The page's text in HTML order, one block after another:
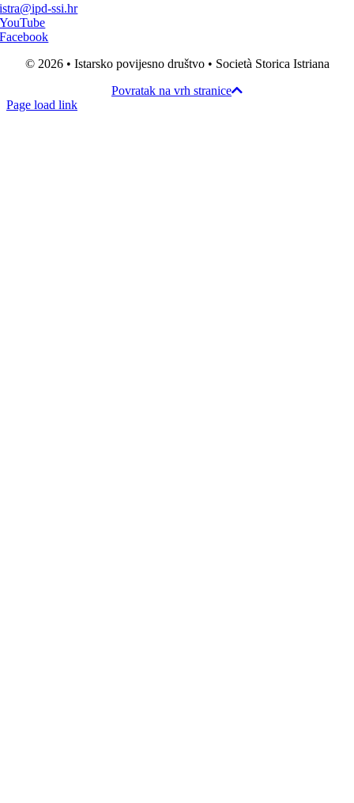
istra@ipd-ssi.hr
YouTube
Facebook
© 2026 • Istarsko povijesno društvo • Società Storica Istriana
Povratak na vrh stranice
Page load link